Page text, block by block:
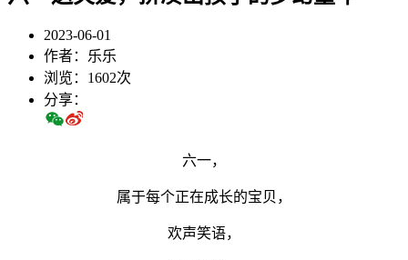
2023-06-01
作者：乐乐
浏览：1602次
分享：
六一，
属于每个正在成长的宝贝，
欢声笑语，